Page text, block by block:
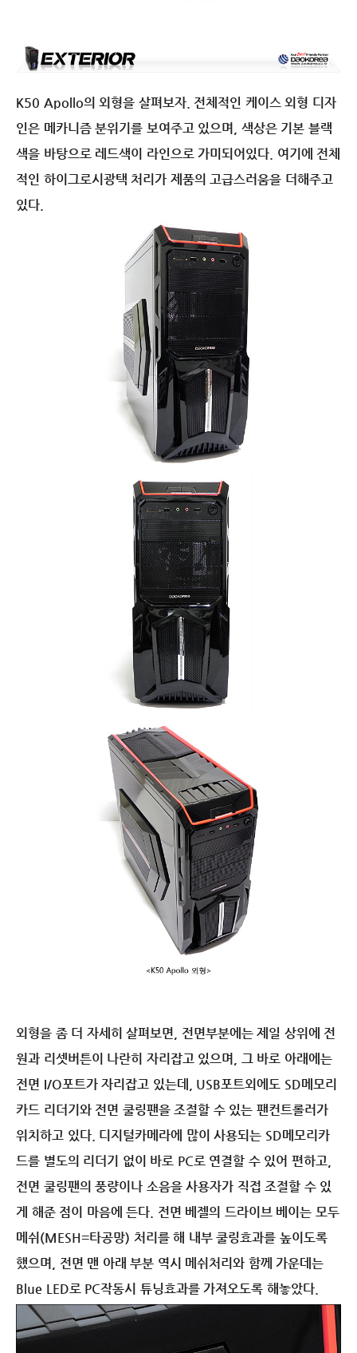
K50 Apollo의 외형을 살펴보자. 전체적인 케이스 외형 디자
인은 메카니즘 분위기를 보여주고 있으며, 색상은 기본 블랙
색을 바탕으로 레드색이 라인으로 가미되어있다. 여기에 전체
적인 하이그로시광택 처리가 제품의 고급스러움을 더해주고
있다.
외형을 좀 더 자세히 살펴보면, 전면부분에는 제일 상위에 전
원과 리셋버튼이 나란히 자리잡고 있으며, 그 바로 아래에는
전면 I/O포트가 자리잡고 있는데, USB포트외에도 SD메모리
카드 리더기와 전면 쿨링팬을 조절할 수 있는 팬컨트롤러가
위치하고 있다. 디지털카메라에 많이 사용되는 SD메모리카
드를 별도의 리더기 없이 바로 PC로 연결할 수 있어 편하고,
전면 쿨링팬의 풍량이나 소음을 사용자가 직접 조절할 수 있
게 해준 점이 마음에 든다. 전면 베젤의 드라이브 베이는 모두
메쉬(MESH=타공망) 처리를 해 내부 쿨링효과를 높이도록
했으며, 전면 맨 아래 부분 역시 메쉬처리와 함께 가운데는
Blue LED로 PC작동시 튜닝효과를 가져오도록 해놓았다.